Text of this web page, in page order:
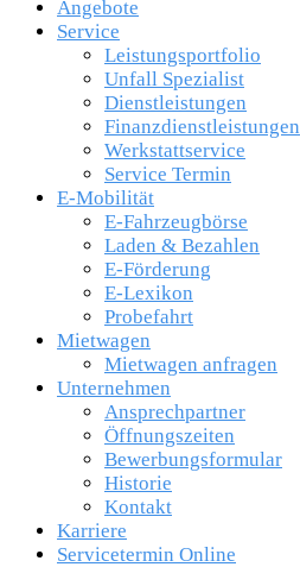
Angebote
Service
Leistungsportfolio
Unfall Spezialist
Dienstleistungen
Finanzdienstleistungen
Werkstattservice
Service Termin
E-Mobilität
E-Fahrzeugbörse
Laden & Bezahlen
E-Förderung
E-Lexikon
Probefahrt
Mietwagen
Mietwagen anfragen
Unternehmen
Ansprechpartner
Öffnungszeiten
Bewerbungsformular
Historie
Kontakt
Karriere
Servicetermin Online